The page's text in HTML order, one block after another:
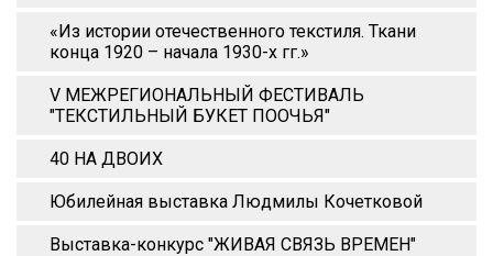
«Из истории отечественного текстиля. Ткани
конца 1920 – начала 1930-х гг.»
V МЕЖРЕГИОНАЛЬНЫЙ ФЕСТИВАЛЬ
"ТЕКСТИЛЬНЫЙ БУКЕТ ПООЧЬЯ"
40 НА ДВОИХ
Юбилейная выставка Людмилы Кочетковой
Выставка-конкурс "ЖИВАЯ СВЯЗЬ ВРЕМЕН"